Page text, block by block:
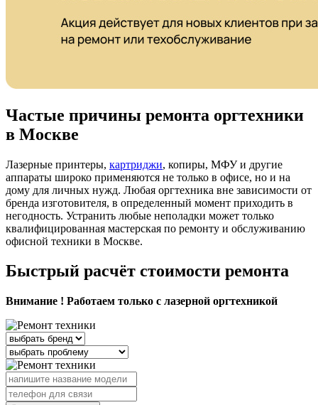
Частые причины ремонта оргтехники
в Москве
Лазерные принтеры, картриджи, копиры, МФУ и другие
аппараты широко применяются не только в офисе, но и на
дому для личных нужд. Любая оргтехника вне зависимости от
бренда изготовителя, в определенный момент приходить в
негодность. Устранить любые неполадки может только
квалифицированная мастерская по ремонту и обслуживанию
офисной техники в Москве.
Быстрый расчёт стоимости ремонта
Внимание ! Работаем только с лазерной оргтехникой